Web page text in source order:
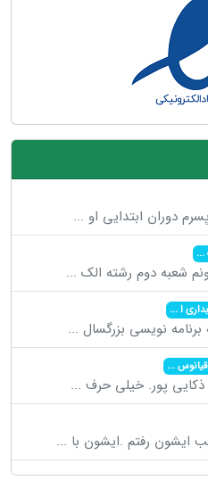
دوران ابتدایی او ...
...
شعبه دوم رشته الک ...
ا...
نویسی بزرگسال ...
...
ذکایی پور. خیلی حرف ...
ایشون رفتم .ایشون با ...